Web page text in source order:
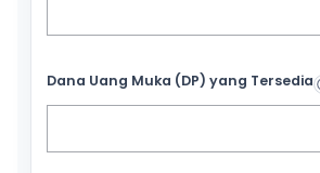
Dana Uang Muka (DP) yang Tersedia